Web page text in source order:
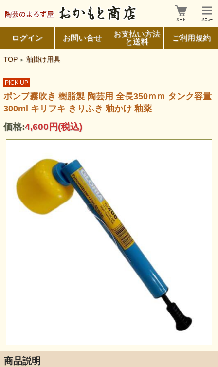
ログイン お問い合せ
お支払い方法
と送料
ご利用規約
TOP > 釉掛け用具
PICK UP
ポンプ霧吹き 樹脂製 陶芸用 全長350ｍｍ タンク容量
300ml キリフキ きりふき 釉かけ 釉薬
価格:4,600円(税込)
商品説明